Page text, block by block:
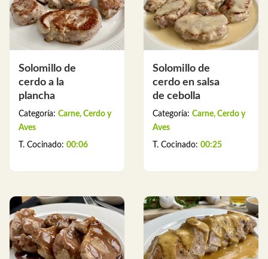
Solomillo de
cerdo a la
plancha
Categoría: Carne, Cerdo y
Aves
T. Cocinado: 00:06
Solomillo de
cerdo en salsa
de cebolla
Categoría: Carne, Cerdo y
Aves
T. Cocinado: 00:25